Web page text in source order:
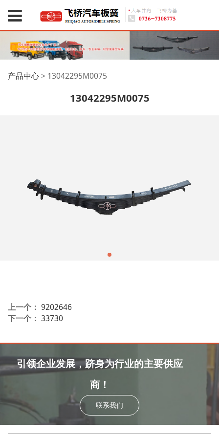
13042295M0075
产品中心> 13042295M0075
13042295M0075
上一个： 9202646
下一个： 33730
引领企业发展，跻身为行业的主要供应
商！
联系我们